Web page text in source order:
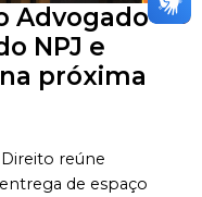
Advogado
NPJ e
próxima
reúne
de espaço